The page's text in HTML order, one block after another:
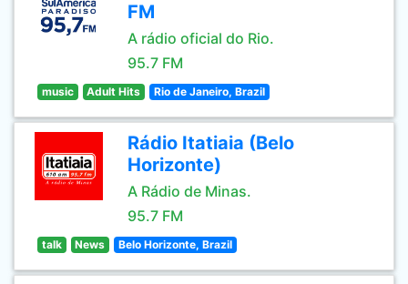
FM
A rádio oficial do Rio.
95.7 FM
music Adult Hits Rio de Janeiro, Brazil
Rádio Itatiaia (Belo
Horizonte)
A Rádio de Minas.
95.7 FM
talk News Belo Horizonte, Brazil